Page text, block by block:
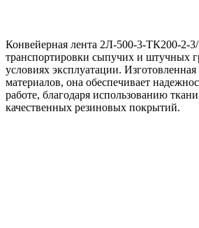
Конвейерная лента 2Л-500-3-ТК200-2-3/
транспортировки сыпучих и штучных
условиях эксплуатации.
материалов, она обеспечивает
работе, благодаря использованию
качественных резиновых покрытий.